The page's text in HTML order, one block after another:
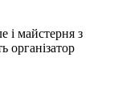
і майстерня з
організатор